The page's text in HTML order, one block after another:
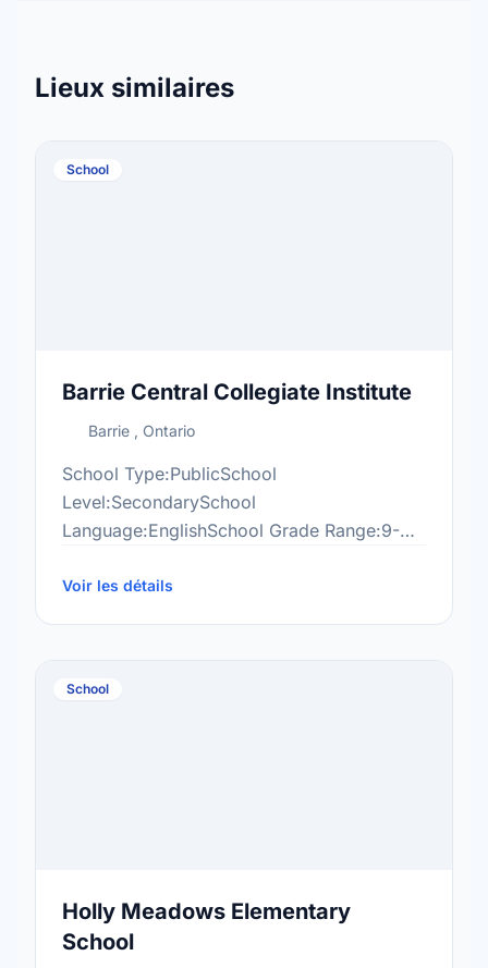
Lieux similaires
School
Barrie Central Collegiate Institute
Barrie , Ontario
School Type:PublicSchool
Level:SecondarySchool
Language:EnglishSchool Grade Range:9-
at:http://cen.scdsb.on.ca/
Voir les détails
School
Holly Meadows Elementary
School